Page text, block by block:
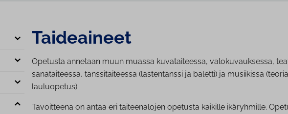
Taideaineet
Opetusta annetaan muun muassa kuvataiteessa, valokuvauksessa,
sanataiteessa, tanssitaiteessa (lastentanssi ja baletti) ja musiikissa
lauluopetus).
Tavoitteena on antaa eri taiteenalojen opetusta kaikille ikäryhmille.